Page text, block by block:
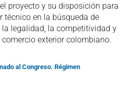
proyecto y su disposición para
en la búsqueda de
legalidad, la competitividad y
exterior colombiano.
al Congreso. Régimen